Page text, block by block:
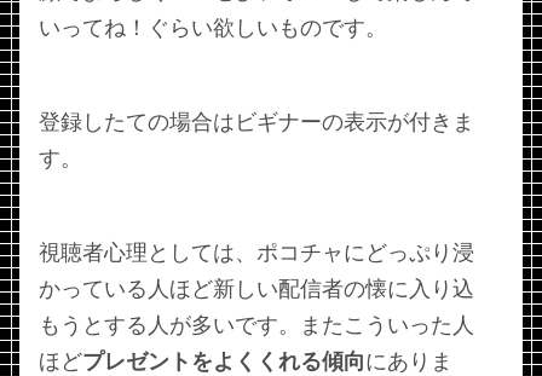
いってね！ぐらい欲しいものです。
登録したての場合はビギナーの表示が付きま
す。
視聴者心理としては、ポコチャにどっぷり浸
かっている人ほど新しい配信者の懐に入り込
もうとする人が多いです。またこういった人
ほどプレゼントをよくくれる傾向にありま